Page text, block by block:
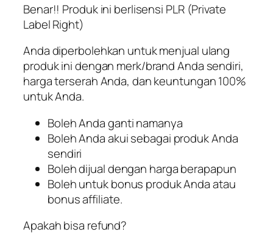
Benar!! Produk ini berlisensi PLR (Private
Label Right)
Anda diperbolehkan untuk menjual ulang
produk ini dengan merk/brand Anda sendiri,
harga terserah Anda, dan keuntungan 100%
untuk Anda.
Boleh Anda ganti namanya
Boleh Anda akui sebagai produk Anda
sendiri
Boleh dijual dengan harga berapapun
Boleh untuk bonus produk Anda atau
bonus affiliate.
Apakah bisa refund?